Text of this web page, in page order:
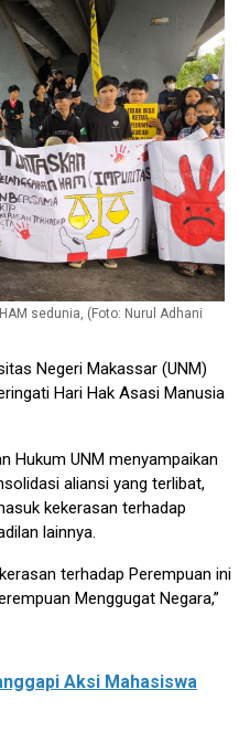
sedunia, (Foto: Nurul Adhani
Negeri Makassar (UNM)
Hari Hak Asasi Manusia
Hukum UNM menyampaikan
aliansi yang terlibat,
kekerasan terhadap
lainnya.
terhadap Perempuan ini
Menggugat Negara,”
Aksi Mahasiswa